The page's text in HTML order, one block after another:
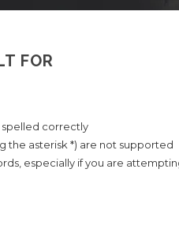
FOR
spelled correctly
the asterisk *) are not supported
especially if you are